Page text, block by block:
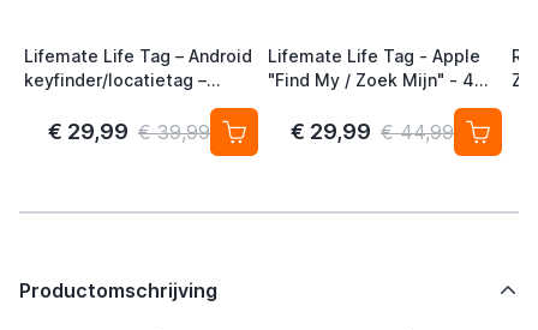
Lifemate Life Tag – Android
keyfinder/locatietag –
Android/Google Find My
Device – 4-pack
€ 29,99 € 39,99
Lifemate Life Tag - Apple
"Find My / Zoek Mijn" - 4
Pack - AirTag Alternatief
€ 29,99 € 44,99
Productomschrijving